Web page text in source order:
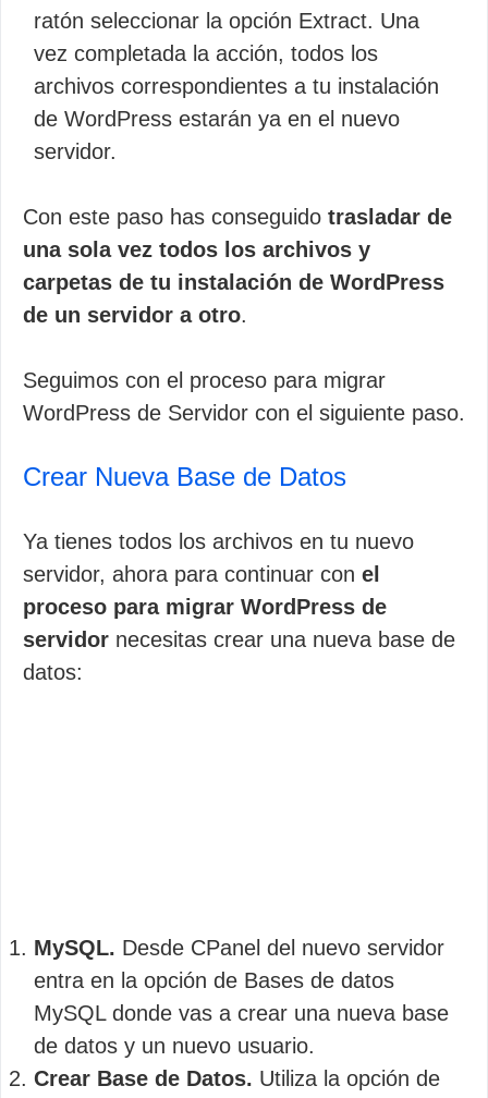
ratón seleccionar la opción Extract. Una
vez completada la acción, todos los
archivos correspondientes a tu instalación
de WordPress estarán ya en el nuevo
servidor.
Con este paso has conseguido trasladar de
una sola vez todos los archivos y
carpetas de tu instalación de WordPress
de un servidor a otro.
Seguimos con el proceso para migrar
WordPress de Servidor con el siguiente paso.
Crear Nueva Base de Datos
Ya tienes todos los archivos en tu nuevo
servidor, ahora para continuar con el
proceso para migrar WordPress de
servidor necesitas crear una nueva base de
datos:
MySQL. Desde CPanel del nuevo servidor
entra en la opción de Bases de datos
MySQL donde vas a crear una nueva base
de datos y un nuevo usuario.
Crear Base de Datos. Utiliza la opción de